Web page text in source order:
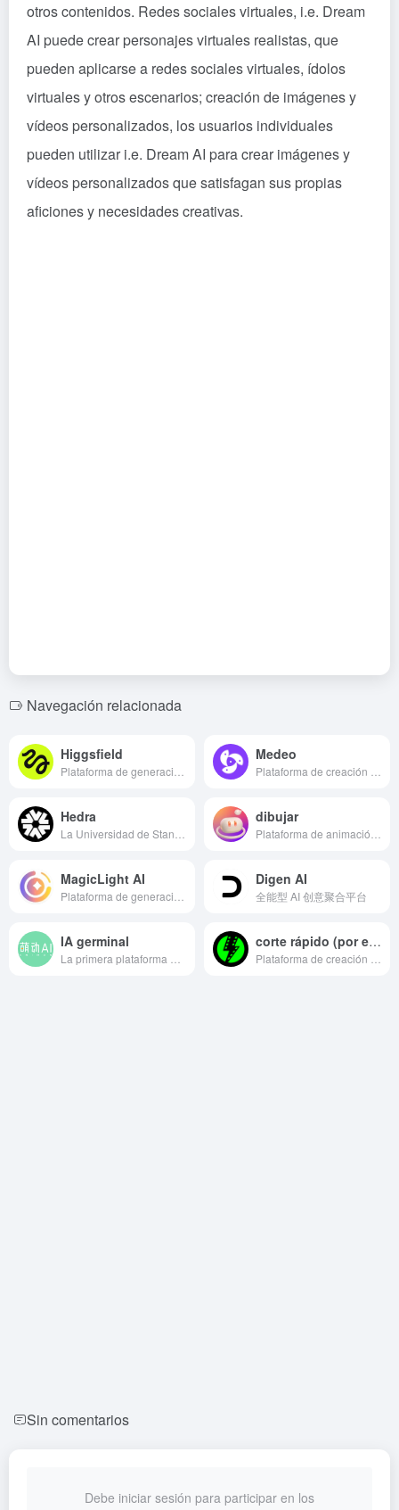
otros contenidos. Redes sociales virtuales, i.e. Dream
AI puede crear personajes virtuales realistas, que
pueden aplicarse a redes sociales virtuales, ídolos
virtuales y otros escenarios; creación de imágenes y
vídeos personalizados, los usuarios individuales
pueden utilizar i.e. Dream AI para crear imágenes y
vídeos personalizados que satisfagan sus propias
aficiones y necesidades creativas.
Navegación relacionada
Higgsfield Medeo
Hedra dibujar
MagicLight AI Digen AI
全能型 AI 创意聚合平台
IA germinal corte rápido (por ejemplo, de una película)
Sin comentarios
Debe iniciar sesión para participar en los